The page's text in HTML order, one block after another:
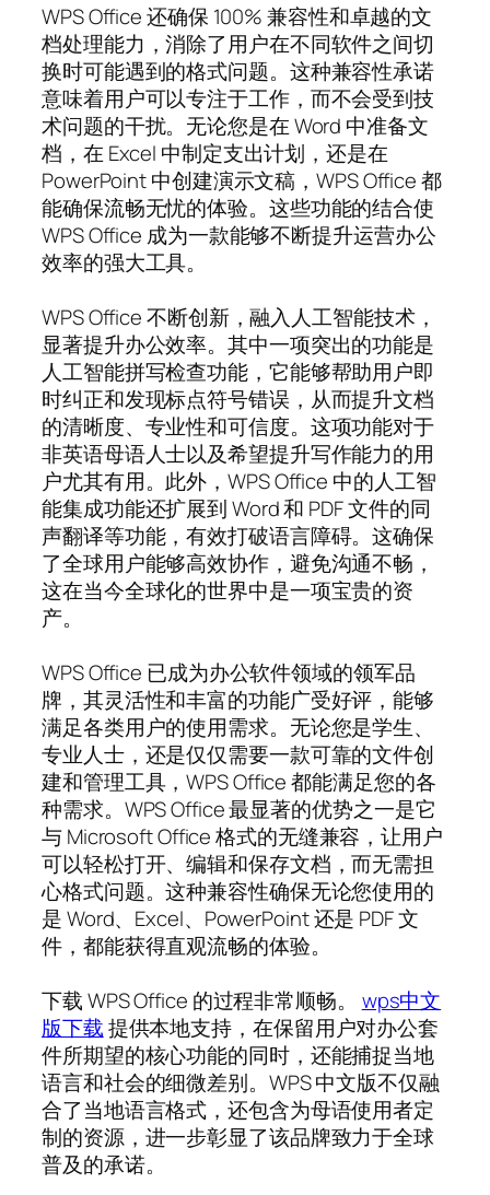
WPS Office 还确保 100% 兼容性和卓越的文
档处理能力，消除了用户在不同软件之间切
换时可能遇到的格式问题。这种兼容性承诺
意味着用户可以专注于工作，而不会受到技
术问题的干扰。无论您是在 Word 中准备文
档，在 Excel 中制定支出计划，还是在
PowerPoint 中创建演示文稿，WPS Office 都
能确保流畅无忧的体验。这些功能的结合使
WPS Office 成为一款能够不断提升运营办公
效率的强大工具。
WPS Office 不断创新，融入人工智能技术，
显著提升办公效率。其中一项突出的功能是
人工智能拼写检查功能，它能够帮助用户即
时纠正和发现标点符号错误，从而提升文档
的清晰度、专业性和可信度。这项功能对于
非英语母语人士以及希望提升写作能力的用
户尤其有用。此外，WPS Office 中的人工智
能集成功能还扩展到 Word 和 PDF 文件的同
声翻译等功能，有效打破语言障碍。这确保
了全球用户能够高效协作，避免沟通不畅，
这在当今全球化的世界中是一项宝贵的资
产。
WPS Office 已成为办公软件领域的领军品
牌，其灵活性和丰富的功能广受好评，能够
满足各类用户的使用需求。无论您是学生、
专业人士，还是仅仅需要一款可靠的文件创
建和管理工具，WPS Office 都能满足您的各
种需求。WPS Office 最显著的优势之一是它
与 Microsoft Office 格式的无缝兼容，让用户
可以轻松打开、编辑和保存文档，而无需担
心格式问题。这种兼容性确保无论您使用的
是 Word、Excel、PowerPoint 还是 PDF 文
件，都能获得直观流畅的体验。
下载 WPS Office 的过程非常顺畅。 wps中文
版下载提供本地支持，在保留用户对办公套
件所期望的核心功能的同时，还能捕捉当地
语言和社会的细微差别。WPS 中文版不仅融
合了当地语言格式，还包含为母语使用者定
制的资源，进一步彰显了该品牌致力于全球
普及的承诺。